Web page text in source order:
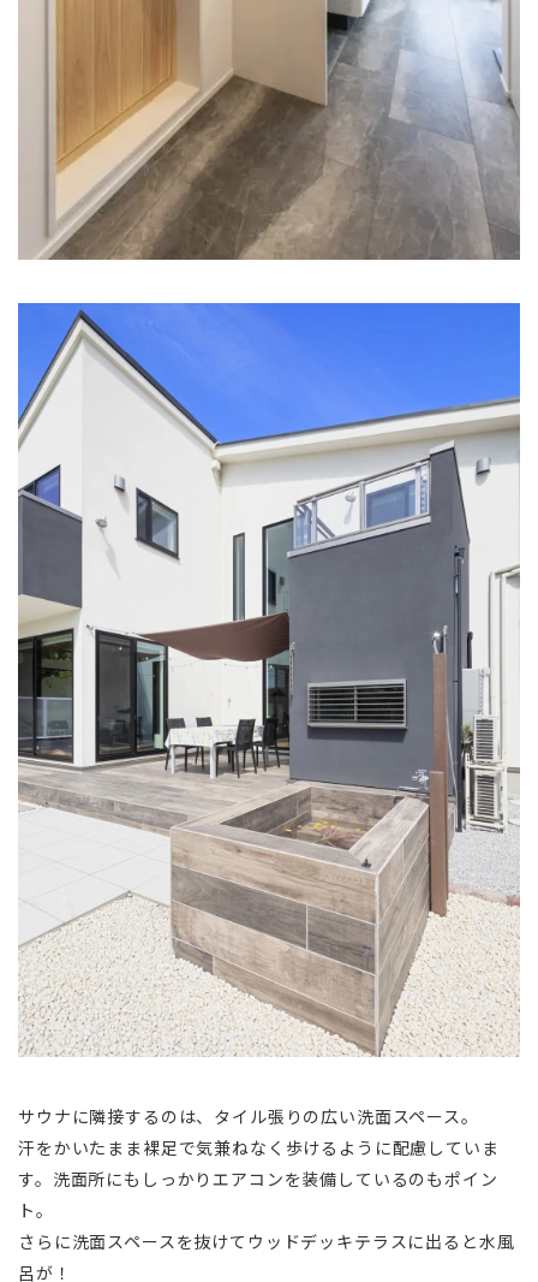
サウナに隣接するのは、タイル張りの広い洗面スペース。
汗をかいたまま裸足で気兼ねなく歩けるように配慮していま
す。洗面所にもしっかりエアコンを装備しているのもポイン
ト。
さらに洗面スペースを抜けてウッドデッキテラスに出ると水風
呂が！